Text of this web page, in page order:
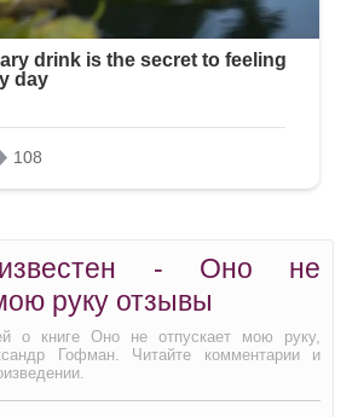
- Оно не
руку отзывы
о книге Оно не отпускает мою руку,
Гофман. Читайте комментарии и